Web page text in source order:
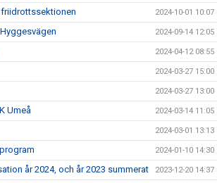
2024-10-01 10:07
2024-09-14 12:05
2024-04-12 08:55
2024-03-27 15:00
2024-03-27 13:00
Umeå 2024-03-14 11:05
2024-03-01 13:13
2024-01-10 14:30
år 2024, och år 2023 summerat 2023-12-20 14:37